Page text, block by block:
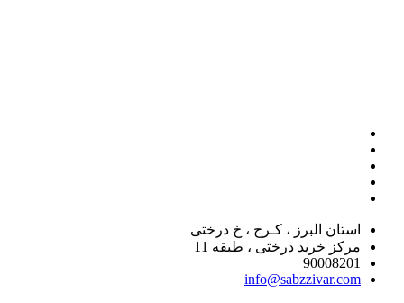
استان البرز ، کـرج ، خ درختی
مرکز خرید درختی ، طبقه 11
90008201
info@sabzzivar.com